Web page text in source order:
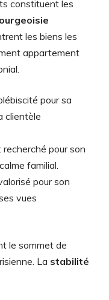
constituent les
les biens les
appartement
pour sa
clientèle
: recherché pour son
familial.
pour son
vues
le sommet de
La stabilité